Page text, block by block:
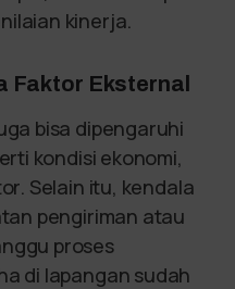
kinerja.
Faktor Eksternal
bisa dipengaruhi
kondisi ekonomi,
Selain itu, kendala
pengiriman atau
proses
di lapangan sudah